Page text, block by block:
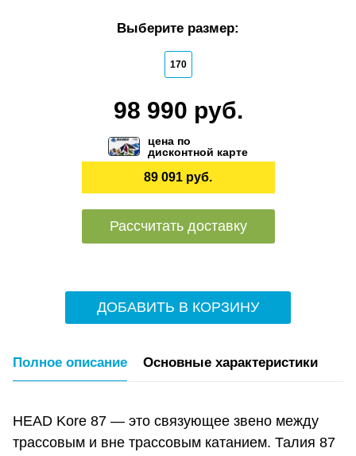
Выберите размер:
170
98 990 руб.
цена по
дисконтной карте
89 091 руб.
Рассчитать доставку
ДОБАВИТЬ В КОРЗИНУ
Полное описание Основные характеристики
HEAD Kore 87 — это связующее звено между
трассовым и вне трассовым катанием. Талия 87